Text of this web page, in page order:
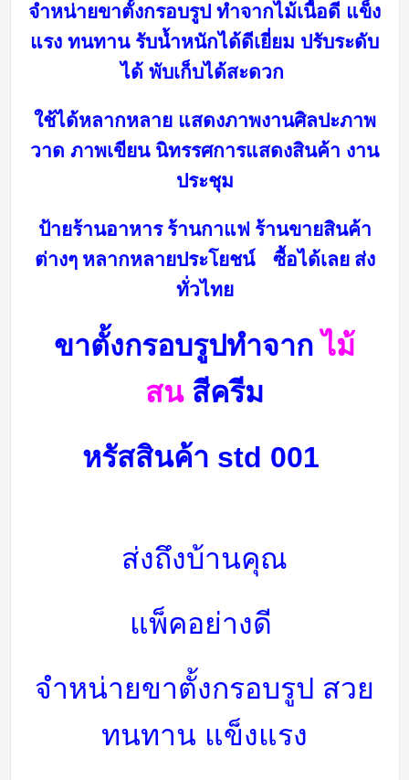
จำหน่ายขาตั้งกรอบรูป ทำจากไม้เนื้อดี แข็ง
แรง ทนทาน รับน้ำหนักได้ดีเยี่ยม ปรับระดับ
ได้ พับเก็บได้สะดวก
ใช้ได้หลากหลาย แสดงภาพงานศิลปะภาพ
วาด ภาพเขียน นิทรรศการแสดงสินค้า งาน
ประชุม
ป้ายร้านอาหาร ร้านกาแฟ ร้านขายสินค้า
ต่างๆ หลากหลายประโยชน์ ซื้อได้เลย ส่ง
ทั่วไทย
ขาตั้งกรอบรูปทำจากไม้
สน สีครีม
หรัสสินค้า std 001
ส่งถึงบ้านคุณ
แพ็คอย่างดี
จำหน่ายขาตั้งกรอบรูป สวย
ทนทาน แข็งแรง